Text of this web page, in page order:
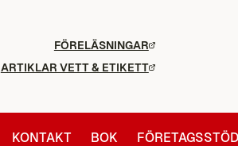
FÖRELÄSNINGAR
ARTIKLAR VETT & ETIKETT
KONTAKT BOK FÖRETAGSSTÖD